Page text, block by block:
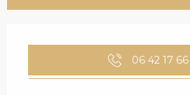
HORARIOS
06 42 17 66